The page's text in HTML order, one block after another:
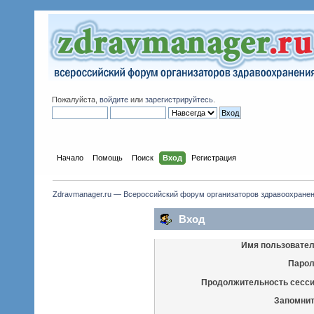
Пожалуйста, войдите или зарегистрируйтесь
Начало Помощь Поиск Вход Регистрация
Zdravmanager.ru — Всероссийский форум организаторов
Вход
Имя
Продолжительность